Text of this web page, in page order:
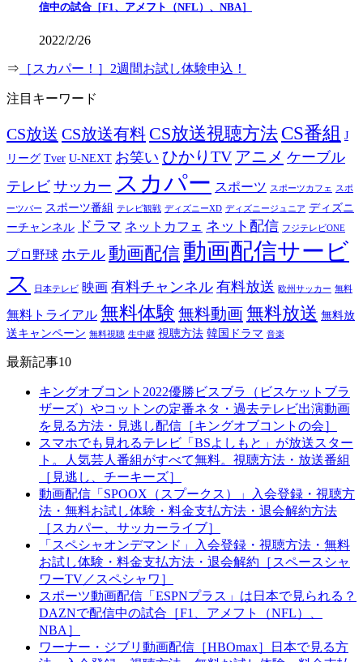
信中の試合［F1、アメフト（NFL）、NBA］
2022/2/26
⇒ ［スカパー！］2週間お試し体験申込！
注目キーワード
CS放送 CS放送有料 CS放送視聴方法 CS番組 J
リーグ Tver U-NEXT お笑い ひかりTV アニメ ケーブル
テレビ サッカー スカパー スポーツ スポーツカフェ スポ
ーツバー スポーツ番組 テレビ観戦 ディズニーXD ディズニージュニア ディズニ
ーチャンネル
ドラマ ネットカフェ ネット配信 フジテレビONE
プロ野球 ホテル 動画配信 動画配信サービ
ス
日本テレビ 映画 有料チャンネル 有料放送 欧州サッカー 無料
無料トライアル 無料体験 無料動画無料放送 無料放
送キャンペーン 無料視聴 生中継 視聴方法 韓国ドラマ 音楽
最新記事10
キングオブコント2022優勝ビスブラ（ビスケットブラ
ザーズ）やコットンの定番ネタ・過去テレビ出演動画
を見る方法・見逃し配信［キングオブコントの会］
スマホでも見れるテレビ「BSよしもと」が放送スター
ト。人気芸人番組がすべて無料。視聴方法・放送番組
［見逃し、チーキーズ］
動画配信「SPOOX（スプークス）」入会登録・視聴方
法・無料お試し体験・料金支払方法・退会解約方法
［スカパー、サッカーライブ］
「スペシャオンデマンド」入会登録・視聴方法・無料
お試し体験・料金支払方法・退会解約［スペースシャ
ワーTV／スペシャワ］
スポーツ動画配信「ESPNプラス」は日本で見られる？
DAZNで配信中の試合［F1、アメフト（NFL）、
NBA］
ワーナー・ジブリ動画配信［HBOmax］日本で見る方